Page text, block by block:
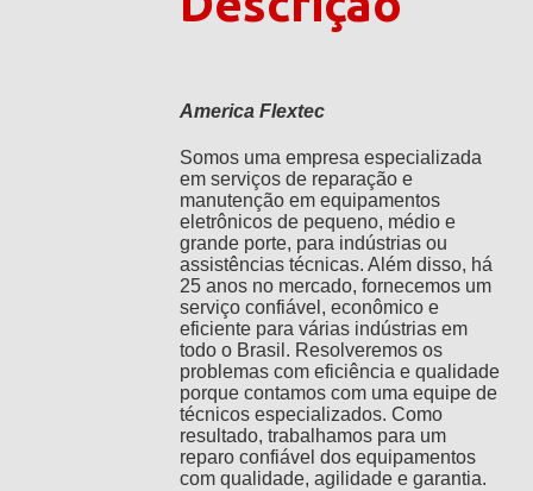
America Flextec
Somos uma empresa especializada
em serviços de reparação e
manutenção em equipamentos
eletrônicos de pequeno, médio e
grande porte, para indústrias ou
assistências técnicas. Além disso, há
25 anos no mercado, fornecemos um
serviço confiável, econômico e
eficiente para várias indústrias em
todo o Brasil. Resolveremos os
problemas com eficiência e qualidade
porque contamos com uma equipe de
técnicos especializados. Como
resultado, trabalhamos para um
reparo confiável dos equipamentos
com qualidade, agilidade e garantia.